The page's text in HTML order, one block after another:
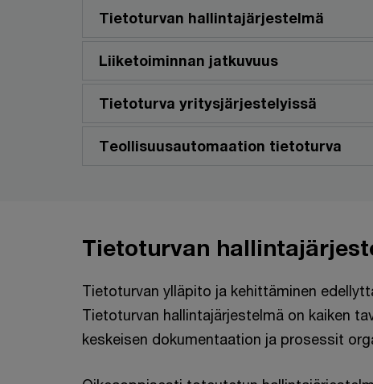
Tietoturvan hallintajärjestelmä
Liiketoiminnan jatkuvuus
Tietoturva yritysjärjestelyissä
Teollisuusautomaation tietoturva
Tietoturvan
Tietoturvan ylläpito ja kehittäminen
Tietoturvan hallintajärjestelmä on kaiken
keskeisen dokumentaation ja prosessit